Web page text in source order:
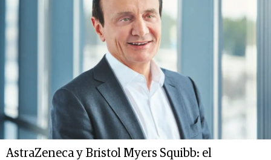
AstraZeneca y Bristol Myers Squibb: el